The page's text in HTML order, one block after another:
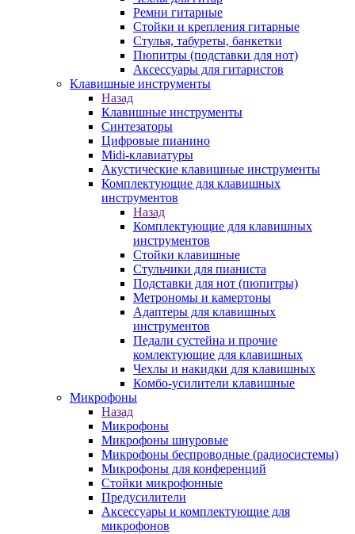
Ремни гитарные
Стойки и крепления гитарные
Стулья, табуреты, банкетки
Пюпитры (подставки для нот)
Аксессуары для гитаристов
Клавишные инструменты
Назад
Клавишные инструменты
Синтезаторы
Цифровые пианино
Midi-клавиатуры
Акустические клавишные инструменты
Комплектующие для клавишных
инструментов
Назад
Комплектующие для клавишных
инструментов
Стойки клавишные
Стульчики для пианиста
Подставки для нот (пюпитры)
Метрономы и камертоны
Адаптеры для клавишных
инструментов
Педали сустейна и прочие
комлектующие для клавишных
Чехлы и накидки для клавишных
Комбо-усилители клавишные
Микрофоны
Назад
Микрофоны
Микрофоны шнуровые
Микрофоны беспроводные (радиосистемы)
Микрофоны для конференций
Стойки микрофонные
Предусилители
Аксессуары и комплектующие для
микрофонов